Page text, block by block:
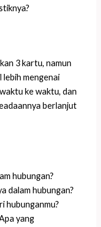
3 kartu, namun
lebih mengenai
ke waktu, dan
berlanjut
hubungan?
dalam hubungan?
hubunganmu?
yang